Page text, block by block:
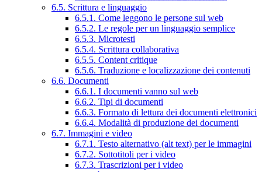
6.5. Scrittura e linguaggio
6.5.1. Come leggono le persone sul web
6.5.2. Le regole per un linguaggio semplice
6.5.3. Microtesti
6.5.4. Scrittura collaborativa
6.5.5. Content critique
6.5.6. Traduzione e localizzazione dei contenuti
6.6. Documenti
6.6.1. I documenti vanno sul web
6.6.2. Tipi di documenti
6.6.3. Formato di lettura dei documenti elettronici
6.6.4. Modalità di produzione dei documenti
6.7. Immagini e video
6.7.1. Testo alternativo (alt text) per le immagini
6.7.2. Sottotitoli per i video
6.7.3. Trascrizioni per i video